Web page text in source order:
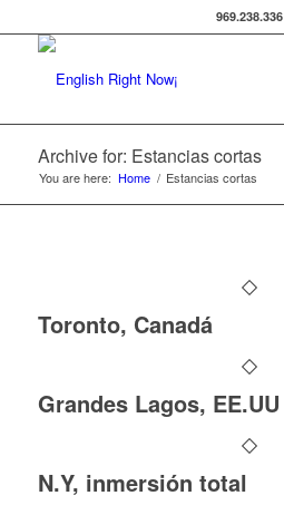
969.238.336
Archive for: Estancias cortas
You are here: Home / Estancias cortas
Toronto, Canadá
Grandes Lagos, EE.UU
N.Y, inmersión total